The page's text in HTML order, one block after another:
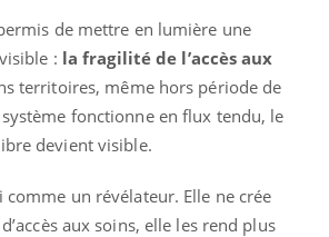
de mettre en lumière une
: la fragilité de l’accès aux
territoires, même hors période de
fonctionne en flux tendu, le
devient visible.
comme un révélateur. Elle ne crée
aux soins, elle les rend plus